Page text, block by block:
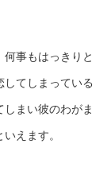
事もはっきりと
てしまっている
まい彼のわがま
えます。